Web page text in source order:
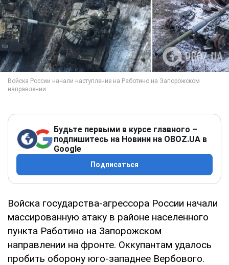
Будьте первыми в курсе главного –
подпишитесь на Новини на OBOZ.UA в
Google
Подписаться
Войска государства-агрессора России начали
массированную атаку в районе населенного
пункта Работино на Запорожском
направлении на фронте. Оккупантам удалось
пробить оборону юго-западнее Вербового.